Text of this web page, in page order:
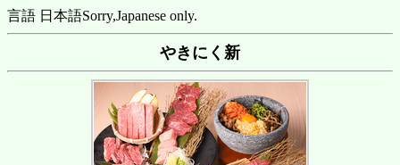
言語 日本語Sorry,Japanese only.
やきにく新